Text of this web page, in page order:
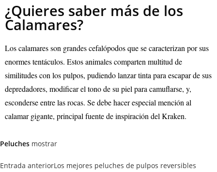
¿Quieres saber más de los
Calamares?
Los calamares son grandes cefalópodos que se caracterizan por sus
enormes tentáculos. Estos animales comparten multitud de
similitudes con los pulpos, pudiendo lanzar tinta para escapar de sus
depredadores, modificar el tono de su piel para camuflarse, y,
esconderse entre las rocas. Se debe hacer especial mención al
calamar gigante, principal fuente de inspiración del Kraken.
Peluches mostrar
Entrada anteriorLos mejores peluches de pulpos reversibles